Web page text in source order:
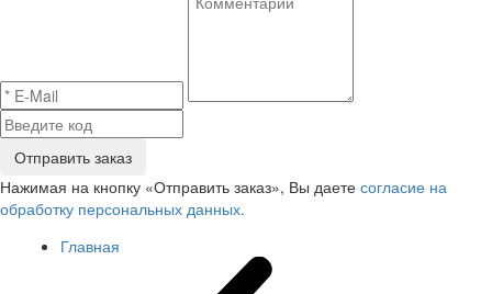
Отправить заказ
Нажимая на кнопку «Отправить заказ», Вы даете согласие на
обработку персональных данных.
Главная